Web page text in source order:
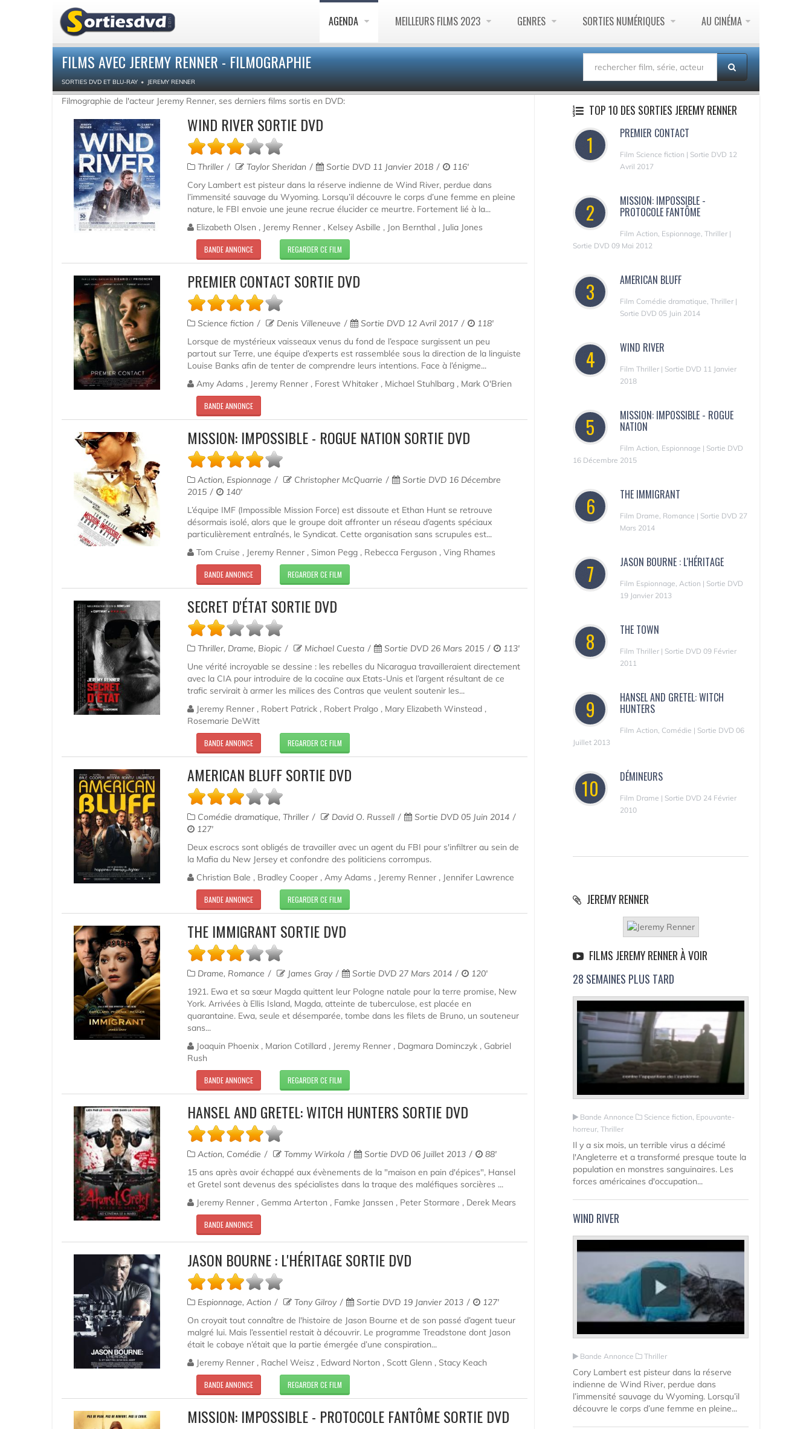
AGENDA MEILLEURS FILMS 2023 GENRES SORTIES NUMÉRIQUES AU CINÉMA
FILMS AVEC JEREMY RENNER - FILMOGRAPHIE
SORTIES DVD ET BLU-RAY JEREMY RENNER
Filmographie de l'acteur Jeremy Renner, ses derniers films sortis en DVD:
WIND RIVER SORTIE DVD
Thriller Taylor Sheridan Sortie DVD 11 Janvier 2018
116'
Cory Lambert est pisteur dans la réserve indienne de Wind River, perdue dans
l’immensité sauvage du Wyoming. Lorsqu’il découvre le corps d’une femme en pleine
nature, le FBI envoie une jeune recrue élucider ce meurtre. Fortement lié à la...
Elizabeth Olsen , Jeremy Renner , Kelsey Asbille , Jon Bernthal , Julia Jones
BANDE ANNONCE REGARDER CE FILM
PREMIER CONTACT SORTIE DVD
Science fiction Denis Villeneuve Sortie DVD 12 Avril 2017
118'
Lorsque de mystérieux vaisseaux venus du fond de l’espace surgissent un peu
partout sur Terre, une équipe d’experts est rassemblée sous la direction de la linguiste
Louise Banks afin de tenter de comprendre leurs intentions. Face à l’énigme...
Amy Adams , Jeremy Renner , Forest Whitaker , Michael Stuhlbarg , Mark O'Brien
BANDE ANNONCE
MISSION: IMPOSSIBLE - ROGUE NATION SORTIE DVD
Action, Espionnage Christopher McQuarrie
Sortie DVD 16 Décembre
2015
140'
L’équipe IMF (Impossible Mission Force) est dissoute et Ethan Hunt se retrouve
désormais isolé, alors que le groupe doit affronter un réseau d’agents spéciaux
particulièrement entraînés, le Syndicat. Cette organisation sans scrupules est...
Tom Cruise , Jeremy Renner , Simon Pegg , Rebecca Ferguson , Ving Rhames
BANDE ANNONCE REGARDER CE FILM
SECRET D'ÉTAT SORTIE DVD
Thriller, Drame, Biopic Michael Cuesta Sortie DVD 26 Mars 2015
113'
Une vérité incroyable se dessine : les rebelles du Nicaragua travailleraient directement
avec la CIA pour introduire de la cocaïne aux Etats-Unis et l’argent résultant de ce
trafic servirait à armer les milices des Contras que veulent soutenir les...
Jeremy Renner , Robert Patrick , Robert Pralgo , Mary Elizabeth Winstead ,
Rosemarie DeWitt
BANDE ANNONCE REGARDER CE FILM
AMERICAN BLUFF SORTIE DVD
Comédie dramatique, Thriller David O. Russell
Sortie DVD 05 Juin 2014
127'
Deux escrocs sont obligés de travailler avec un agent du FBI pour s'infiltrer au sein de
la Mafia du New Jersey et confondre des politiciens corrompus.
Christian Bale , Bradley Cooper , Amy Adams , Jeremy Renner , Jennifer Lawrence
BANDE ANNONCE REGARDER CE FILM
THE IMMIGRANT SORTIE DVD
Drame, Romance James Gray Sortie DVD 27 Mars 2014
120'
1921. Ewa et sa sœur Magda quittent leur Pologne natale pour la terre promise, New
York. Arrivées à Ellis Island, Magda, atteinte de tuberculose, est placée en
quarantaine. Ewa, seule et désemparée, tombe dans les filets de Bruno, un souteneur
sans...
Joaquin Phoenix , Marion Cotillard , Jeremy Renner , Dagmara Dominczyk , Gabriel
Rush
BANDE ANNONCE REGARDER CE FILM
HANSEL AND GRETEL: WITCH HUNTERS SORTIE DVD
Action, Comédie Tommy Wirkola Sortie DVD 06 Juillet 2013
88'
15 ans après avoir échappé aux évènements de la "maison en pain d'épices", Hansel
et Gretel sont devenus des spécialistes dans la traque des maléfiques sorcières ...
Jeremy Renner , Gemma Arterton , Famke Janssen , Peter Stormare , Derek Mears
BANDE ANNONCE
JASON BOURNE : L'HÉRITAGE SORTIE DVD
Espionnage, Action Tony Gilroy Sortie DVD 19 Janvier 2013
127'
On croyait tout connaître de l'histoire de Jason Bourne et de son passé d’agent tueur
malgré lui. Mais l’essentiel restait à découvrir. Le programme Treadstone dont Jason
était le cobaye n’était que la partie émergée d’une conspiration...
Jeremy Renner , Rachel Weisz , Edward Norton , Scott Glenn , Stacy Keach
BANDE ANNONCE REGARDER CE FILM
MISSION: IMPOSSIBLE - PROTOCOLE FANTÔME SORTIE DVD
TOP 10 DES SORTIES JEREMY RENNER
1 PREMIER CONTACT
Film Science fiction | Sortie DVD 12
Avril 2017
2 MISSION: IMPOSSIBLE -
PROTOCOLE FANTÔME
Film Action, Espionnage, Thriller |
Sortie DVD 09 Mai 2012
3 AMERICAN BLUFF
Film Comédie dramatique, Thriller |
Sortie DVD 05 Juin 2014
4 WIND RIVER
Film Thriller | Sortie DVD 11 Janvier
2018
5 MISSION: IMPOSSIBLE - ROGUE
NATION
Film Action, Espionnage | Sortie DVD
16 Décembre 2015
6 THE IMMIGRANT
Film Drame, Romance | Sortie DVD 27
Mars 2014
7 JASON BOURNE : L'HÉRITAGE
Film Espionnage, Action | Sortie DVD
19 Janvier 2013
8 THE TOWN
Film Thriller | Sortie DVD 09 Février
2011
9 HANSEL AND GRETEL: WITCH
HUNTERS
Film Action, Comédie | Sortie DVD 06
Juillet 2013
10 DÉMINEURS
Film Drame | Sortie DVD 24 Février
2010
JEREMY RENNER
FILMS JEREMY RENNER À VOIR
28 SEMAINES PLUS TARD
Bande Annonce
Science fiction, Epouvante-
horreur, Thriller
Il y a six mois, un terrible virus a décimé
l'Angleterre et a transformé presque toute la
population en monstres sanguinaires. Les
forces américaines d'occupation...
WIND RIVER
Bande Annonce Thriller
Cory Lambert est pisteur dans la réserve
indienne de Wind River, perdue dans
l’immensité sauvage du Wyoming. Lorsqu’il
découvre le corps d’une femme en pleine...